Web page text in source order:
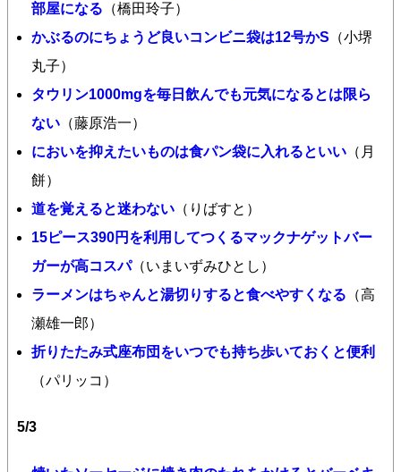
部屋になる （橋田玲子）
かぶるのにちょうど良いコンビニ袋は12号かS （小堺
丸子）
タウリン1000mgを毎日飲んでも元気になるとは限ら
ない （藤原浩一）
においを抑えたいものは食パン袋に入れるといい （月
餅）
道を覚えると迷わない （りばすと）
15ピース390円を利用してつくるマックナゲットバー
ガーが高コスパ（いまいずみひとし）
ラーメンはちゃんと湯切りすると食べやすくなる （高
瀬雄一郎）
折りたたみ式座布団をいつでも持ち歩いておくと便利
（パリッコ）
5/3